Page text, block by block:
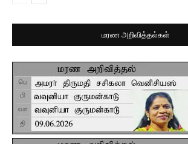
மரண அறிவித்தல்கள்